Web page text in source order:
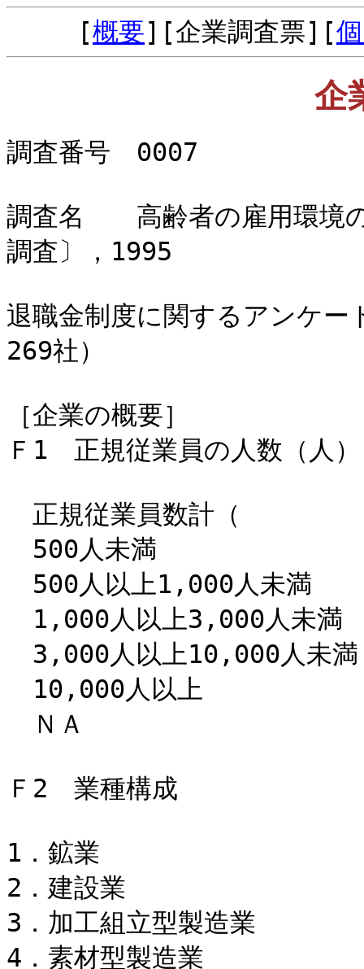
[概要][企業調査票][
企
調査番号 0007
調査名 高齢者の雇用環境の
調査〕，1995
退職金制度に関するアンケー
269社）
［企業の概要］
Ｆ1 正規従業員の人数（人）
正規従業員数計
500人未満
500人以上1,000人
1,000人以上3,000人
3,000人以上10,000人
10,000人以
ＮＡ
Ｆ2 業種構成
1．鉱業
2．建設業
3．加工組立型製造
4．素材型製造業